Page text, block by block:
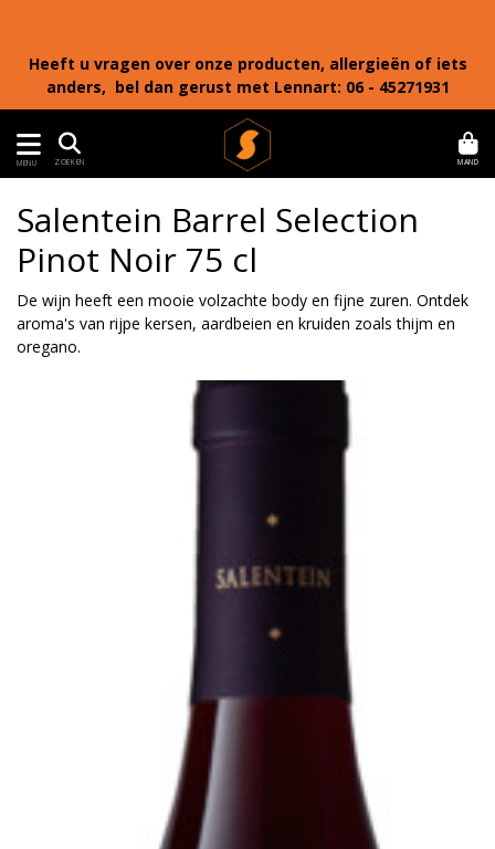
Heeft u vragen over onze producten, allergieën of iets
anders, bel dan gerust met Lennart: 06 - 45271931
MENU ZOEKEN MAND
Salentein Barrel Selection
Pinot Noir 75 cl
De wijn heeft een mooie volzachte body en fijne zuren. Ontdek
aroma's van rijpe kersen, aardbeien en kruiden zoals thijm en
oregano.